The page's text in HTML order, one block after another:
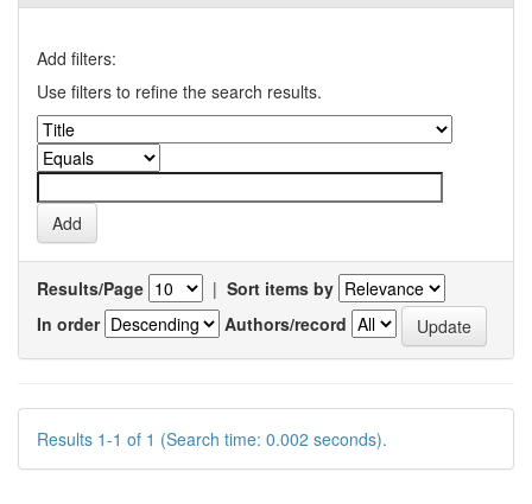
Add filters:
Use filters to refine the search results.
Results/Page | Sort items by
In order
Authors/record
Results 1-1 of 1 (Search time: 0.002 seconds).